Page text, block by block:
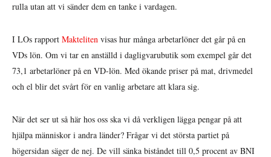
rulla utan att vi sänder dem en tanke i vardagen.
I LOs rapport Makteliten visas hur många arbetarlöner det går på en
VDs lön. Om vi tar en anställd i dagligvarubutik som exempel går det
73,1 arbetarlöner på en VD-lön. Med ökande priser på mat, drivmedel
och el blir det svårt för en vanlig arbetare att klara sig.
När det ser ut så här hos oss ska vi då verkligen lägga pengar på att
hjälpa människor i andra länder? Frågar vi det största partiet på
högersidan säger de nej. De vill sänka biståndet till 0,5 procent av BNI